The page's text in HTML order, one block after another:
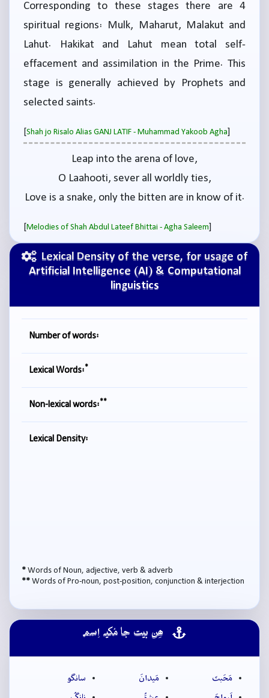
Lexical Density of the verse, for usage of
Artificial Intelligence (AI) & Computational
linguistics
Number of words:
Lexical Words:*
Non-lexical words:**
Lexical Density:
* Words of Noun, adjective, verb & adverb
** Words of Pro-noun, post-position, conjunction & interjection
ھِن بيت جا مُکيہ اِسم
مَحَبتَ مَيدانَ
سانگو
Corresponding to these stages there are 4
spiritual regions: Mulk, Maharut, Malakut and
Lahut. Hakikat and Lahut mean total self-
effacement and assimilation in the Prime. This
stage is generally achieved by Prophets and
selected saints.
[Shah jo Risalo Alias GANJ LATIF - Muhammad Yakoob Agha
Leap into the arena of love,
O Laahooti, sever all worldly ties,
Love is a snake, only the bitten are in know of it.
[Melodies of Shah Abdul Lateef Bhittai - Agha Saleem